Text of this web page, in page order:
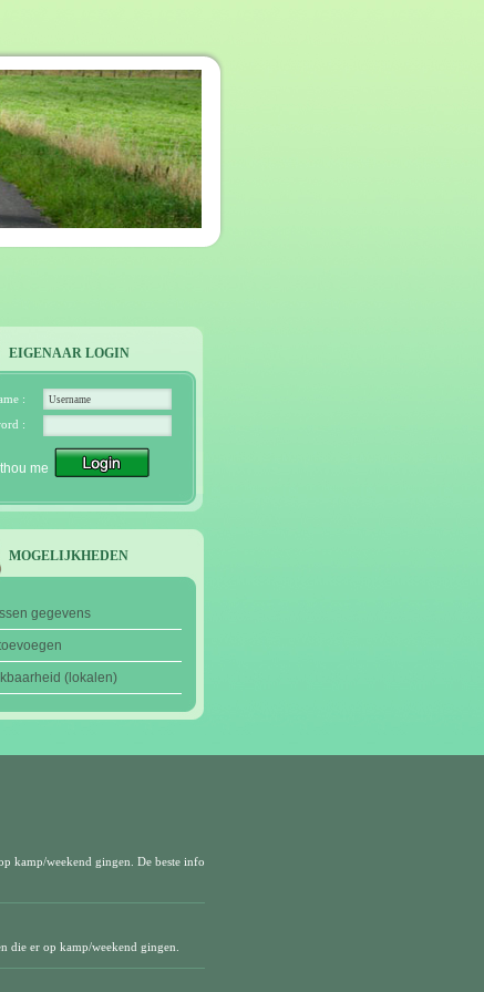
EIGENAAR LOGIN
:
:
me
MOGELIJKHEDEN
gegevens
(lokalen)
kamp/weekend gingen. De beste info
die er op kamp/weekend gingen.